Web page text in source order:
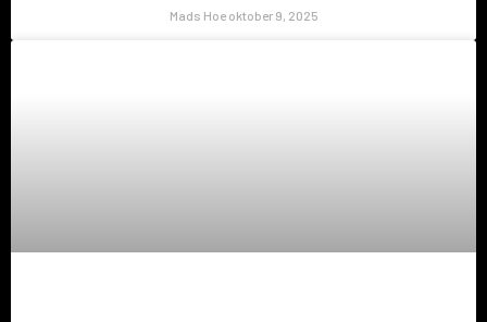
Mads Hoe oktober 9, 2025